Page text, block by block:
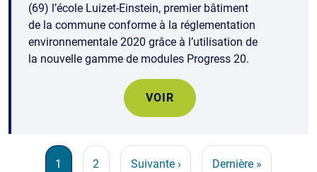
(69) l’école Luizet-Einstein, premier bâtiment
de la commune conforme à la réglementation
environnementale 2020 grâce à l’utilisation de
la nouvelle gamme de modules Progress 20.
VOIR
Pagination
Page courante
1 Page
2 Page suivante
Suivante › Dernière page
Dernière »